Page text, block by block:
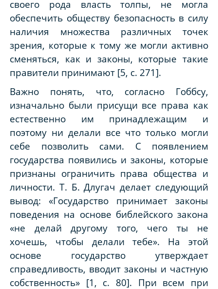
своего рода власть толпы, не могла
обеспечить обществу безопасность в силу
наличия множества различных точек
зрения, которые к тому же могли активно
сменяться, как и законы, которые такие
правители принимают [5, с. 271].
Важно понять, что, согласно Гоббсу,
изначально были присущи все права как
естественно им принадлежащим и
поэтому ни делали все что только могли
себе позволить сами. С появлением
государства появились и законы, которые
признаны ограничить права общества и
личности. Т. Б. Длугач делает следующий
вывод: «Государство принимает законы
поведения на основе библейского закона
«не делай другому того, чего ты не
хочешь, чтобы делали тебе». На этой
основе государство утверждает
справедливость, вводит законы и частную
собственность» [1, с. 80]. При всем при